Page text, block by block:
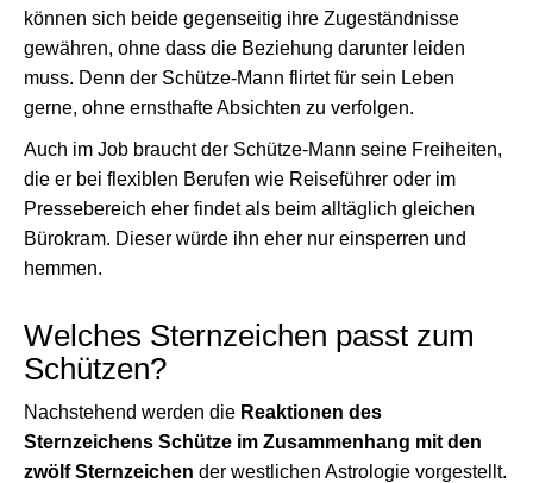
können sich beide gegenseitig ihre Zugeständnisse
gewähren, ohne dass die Beziehung darunter leiden
muss. Denn der Schütze-Mann flirtet für sein Leben
gerne, ohne ernsthafte Absichten zu verfolgen.
Auch im Job braucht der Schütze-Mann seine Freiheiten,
die er bei flexiblen Berufen wie Reiseführer oder im
Pressebereich eher findet als beim alltäglich gleichen
Bürokram. Dieser würde ihn eher nur einsperren und
hemmen.
Welches Sternzeichen passt zum
Schützen?
Nachstehend werden die Reaktionen des
Sternzeichens Schütze im Zusammenhang mit den
zwölf Sternzeichen der westlichen Astrologie vorgestellt.